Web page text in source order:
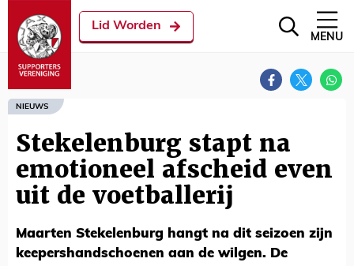
Lid Worden
MENU
NIEUWS
Stekelenburg stapt na
emotioneel afscheid even
uit de voetballerij
Maarten Stekelenburg hangt na dit seizoen zijn
keepershandschoenen aan de wilgen. De